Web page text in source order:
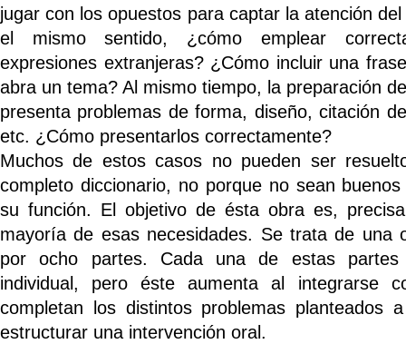
jugar con los opuestos para captar la atención
el mismo sentido, ¿cómo emplear
expresiones extranjeras? ¿Cómo incluir una
abra un tema? Al mismo tiempo, la preparación
presenta problemas de forma, diseño, citación
etc. ¿Cómo presentarlos correctamente?
Muchos de estos casos no pueden ser
completo diccionario, no porque no sean
su función. El objetivo de ésta obra es,
mayoría de esas necesidades. Se trata de una
por ocho partes. Cada una de estas
individual, pero éste aumenta al integrarse
completan los distintos problemas planteados
estructurar una intervención oral.